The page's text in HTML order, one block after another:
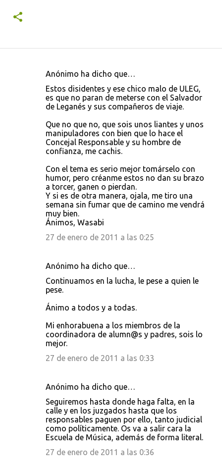
Anónimo ha dicho que…
Estos disidentes y ese chico malo de ULEG,
es que no paran de meterse con el Salvador
de Leganés y sus compañeros de viaje.
Que no que no, que sois unos liantes y unos
manipuladores con bien que lo hace el
Concejal Responsable y su hombre de
confianza, me cachis.
Con el tema es serio mejor tomárselo con
humor, pero créanme estos no dan su brazo
a torcer, ganen o pierdan.
Y si es de otra manera, ojala, me tiro una
semana sin fumar que de camino me vendrá
muy bien.
Ánimos, Wasabi
27 de enero de 2011 a las 0:25
Anónimo ha dicho que…
Continuamos en la lucha, le pese a quien le
pese.
Ánimo a todos y a todas.
Mi enhorabuena a los miembros de la
coordinadora de alumn@s y padres, sois lo
mejor.
27 de enero de 2011 a las 0:33
Anónimo ha dicho que…
Seguiremos hasta donde haga falta, en la
calle y en los juzgados hasta que los
responsables paguen por ello, tanto judicial
como políticamente. Os va a salir cara la
Escuela de Música, además de forma literal.
27 de enero de 2011 a las 0:36